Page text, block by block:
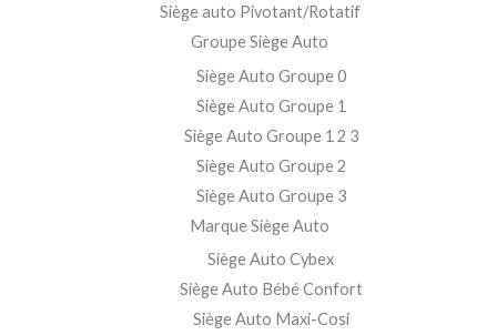
Siège auto Pivotant/Rotatif
Groupe Siège Auto
Siège Auto Groupe 0
Siège Auto Groupe 1
Siège Auto Groupe 1 2 3
Siège Auto Groupe 2
Siège Auto Groupe 3
Marque Siège Auto
Siège Auto Cybex
Siège Auto Bébé Confort
Siège Auto Maxi-Cosi